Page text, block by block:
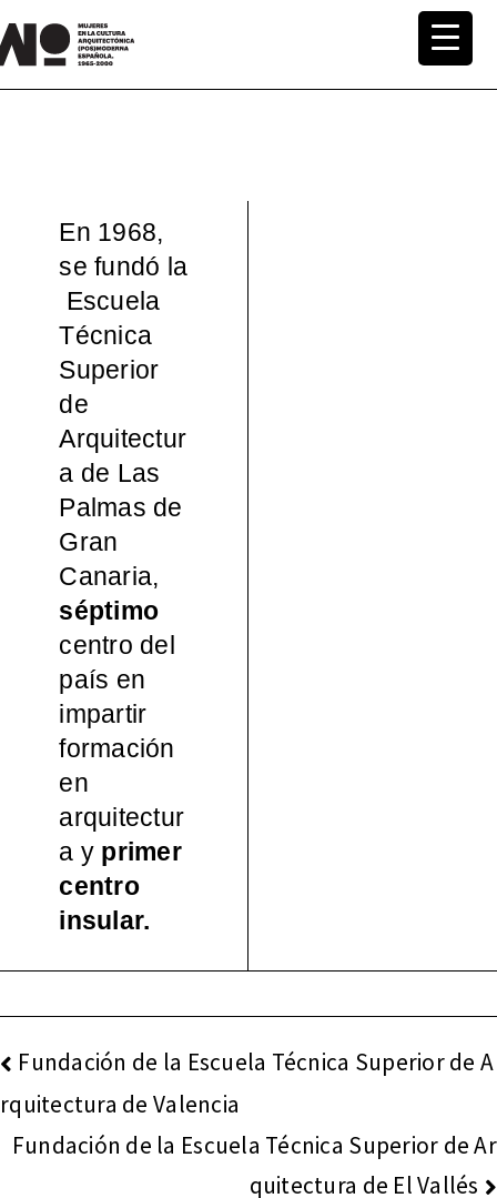
al
MuWo –
En 1968,
se fundó la
Escuela
Técnica
Superior
de
Arquitectur
a de Las
Palmas de
Gran
Canaria,
séptimo
centro del
país en
impartir
formación
en
arquitectur
a y primer
centro
insular.
NAVEGACIÓN
ENTRADAS
Fundación de la Escuela Técnica Superior de A
rquitectura de Valencia
Fundación de la Escuela Técnica Superior de Ar
quitectura de El Vallés